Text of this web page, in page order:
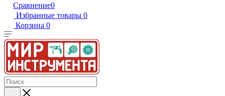
Сравнение0
Избранные товары 0
Корзина 0